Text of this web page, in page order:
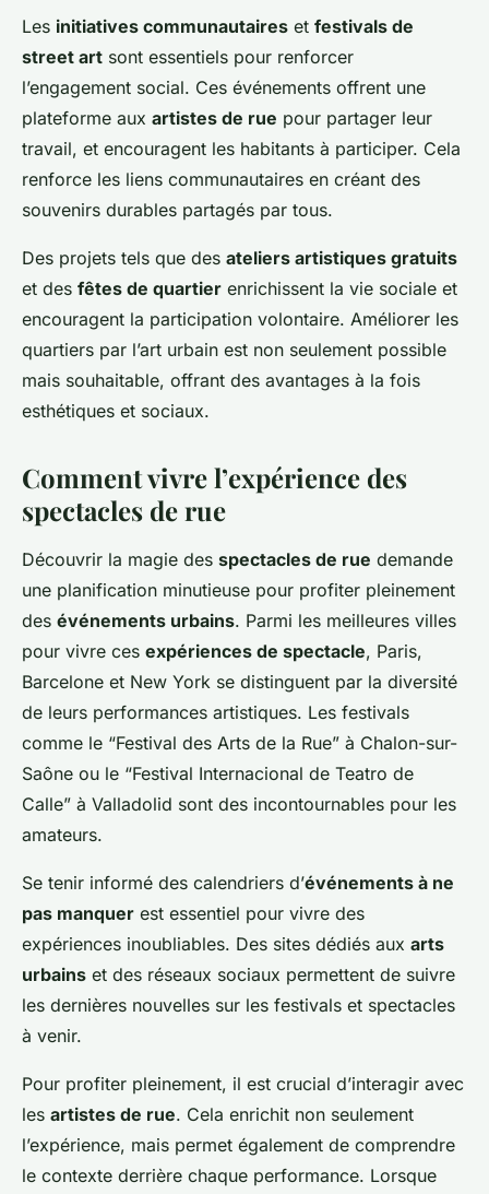
Les initiatives communautaires et festivals de
street art sont essentiels pour renforcer
l’engagement social. Ces événements offrent une
plateforme aux artistes de rue pour partager leur
travail, et encouragent les habitants à participer. Cela
renforce les liens communautaires en créant des
souvenirs durables partagés par tous.
Des projets tels que des ateliers artistiques gratuits
et des fê​tes de quartier enrichissent la vie sociale et
encouragent la participation volontaire. Améliorer les
quartiers par l’art urbain est non seulement possible
mais souhaitable, offrant des avantages à la fois
esthétiques et sociaux.
Comment vivre l’expérience des
spectacles de rue
Découvrir la magie des spectacles de rue demande
une planification minutieuse pour profiter pleinement
des événements urbains. Parmi les meilleures villes
pour vivre ces expériences de spectacle, Paris,
Barcelone et New York se distinguent par la diversité
de leurs performances artistiques. Les festivals
comme le “Festival des Arts de la Rue” à Chalon-sur-
Saône ou le “Festival Internacional de Teatro de
Calle” à Valladolid sont des incontournables pour les
amateurs.
Se tenir informé des calendriers d’événements à ne
pas manquer est essentiel pour vivre des
expériences inoubliables. Des sites dédiés aux arts
urbains et des réseaux sociaux permettent de suivre
les dernières nouvelles sur les festivals et spectacles
à venir.
Pour profiter pleinement, il est crucial d’interagir avec
les artistes de rue. Cela enrichit non seulement
l’expérience, mais permet également de comprendre
le contexte derrière chaque performance. Lorsque